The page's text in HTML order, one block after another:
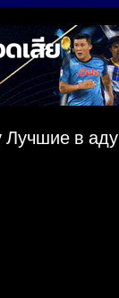
Лучшие в аду